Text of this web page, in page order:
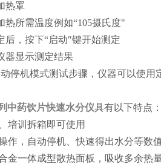
热罩
所需温度例如“105摄氏度"
，按下“启动"键开始测定
器显示测定结果
停机模式测试步骤，仪器可以使
中药饮片快速水分仪具有以下特点
培训拆箱即可使用
作，自动停机、快速得出水分等数
金一体成型散热面板，吸收多余热